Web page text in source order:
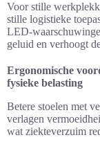
Voor stille
stille logistieke
LED-
geluid en verhoogt
Ergonomische
fysieke belasting
Betere stoelen met
verlagen
wat ziekteverzuim